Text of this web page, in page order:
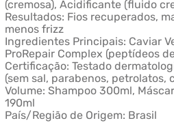
(cremosa), Acidificante (fluido
Resultados: Fios recuperados,
menos frizz
Ingredientes Principais: Caviar
ProRepair Complex (peptídeos
Certificação: Testado
(sem sal, parabenos, petrolatos,
Volume: Shampoo 300ml,
190ml
País/Região de Origem: Brasil